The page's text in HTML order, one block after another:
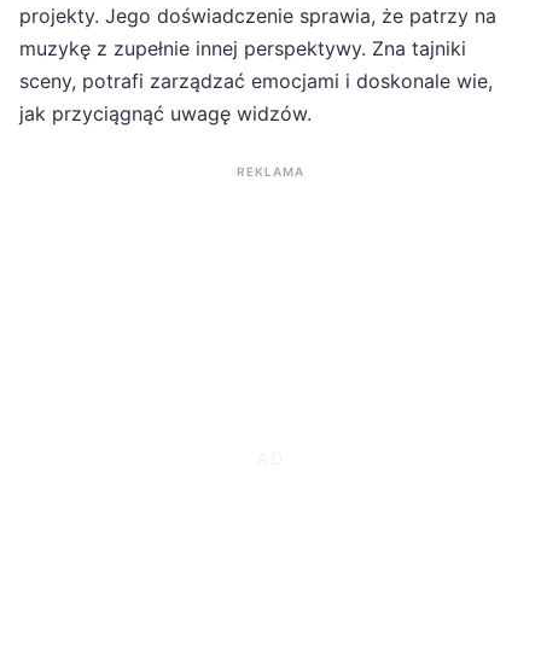
projekty. Jego doświadczenie sprawia, że patrzy na
muzykę z zupełnie innej perspektywy. Zna tajniki
sceny, potrafi zarządzać emocjami i doskonale wie,
jak przyciągnąć uwagę widzów.
REKLAMA